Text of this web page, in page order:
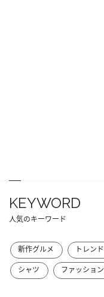
KEYWORD
人気のキーワード
新作グルメ トレンド
シャツ
ファッション